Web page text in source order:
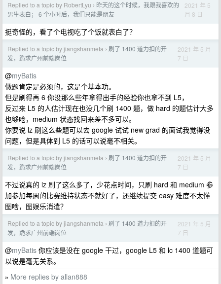
Replied to a topic by RobertLyu › 昨天的这个时候，我跟我喜欢的
男生表白； 6 个小时后，我们只能是朋友
2021 年 5
月 8 日
挺奇怪的，看了个电视吃了个饭就表白了？
Replied to a topic by jiangshanmeta › 刷了 1400 道力扣的开
发，跪求广州前端岗位
2021 年 5 月
7 日
@myBatis
做题肯定是必须的，这是个基本功。
但是刷得再 6 你没那么些年拿得出手的经验你也拿不到 L5，
反过来 L5 的人估计现在也没几个刷 1400 题，做 hard 的题估计大多
也够呛，medium 状态找回来差不多可以。
你要说 lz 刷这么些题可以去 google 试试 new grad 的面试我觉得没
问题，但是具体到 L5 的话可以说毫不相关。
Replied to a topic by jiangshanmeta › 刷了 1400 道力扣的开
发，跪求广州前端岗位
2021 年 5 月
7 日
不过说真的 lz 刷了这么多了，少花点时间，只刷 hard 和 medium 参
加参加每周的比赛维持状态不就好了，还继续提交 easy 难度不太懂
图啥，图娱乐消遣？
Replied to a topic by jiangshanmeta › 刷了 1400 道力扣的开
发，跪求广州前端岗位
2021 年 5 月
7 日
@myBatis 你应该是没在 google 干过，google L5 和 lc 1400 道题可
以说是毫无关系。
» More replies by allan888